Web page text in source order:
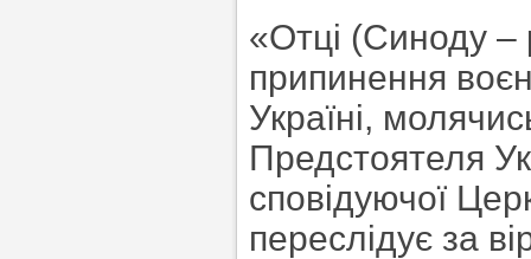
«Отці (Синоду –
припинення воєн
Україні,
Предстоятеля
сповідуючої
переслідує за